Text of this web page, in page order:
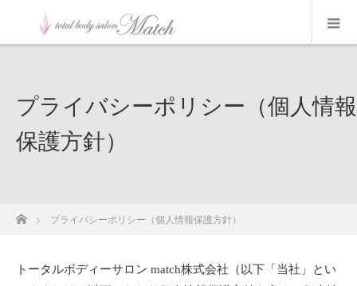
プライバシーポリシー（個人情報
保護方針）
ホームプライバシーポリシー（個人情報保護方針）
トータルボディーサロン match株式会社（以下「当社」とい